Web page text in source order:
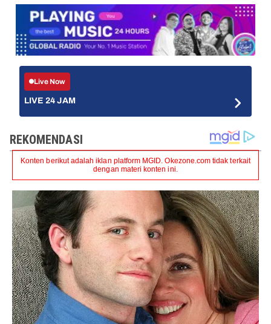
Live Now
LIVE 24 JAM